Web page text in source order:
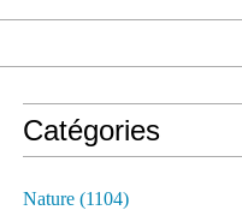
Catégories
Nature (1104)